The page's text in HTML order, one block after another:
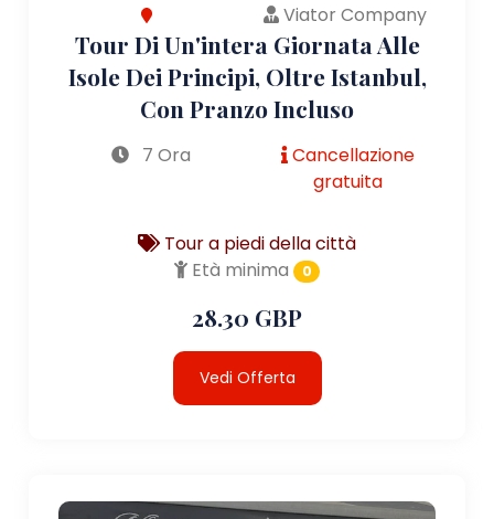
Viator Company
Tour Di Un'intera Giornata Alle
Isole Dei Principi, Oltre Istanbul,
Con Pranzo Incluso
7 Ora
Cancellazione
gratuita
Tour a piedi della città
Età minima
0
28.30 GBP
Vedi Offerta